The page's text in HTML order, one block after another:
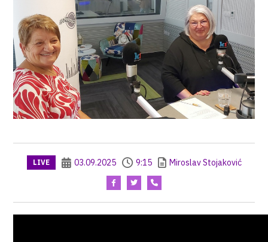
LIVE 03.09.2025 9:15 Miroslav Stojaković